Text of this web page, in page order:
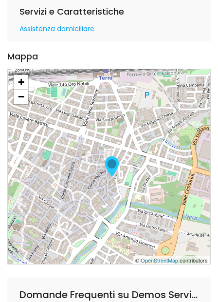
Servizi e Caratteristiche
Assistenza domiciliare
Mappa
+
−
©OpenStreetMapcontributors
Domande Frequenti su Demos Servizi Assistenza Domiciliare Ad Ore e H 24